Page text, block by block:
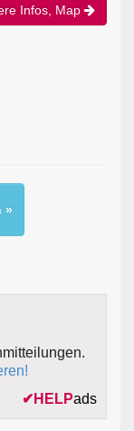
Infos, Map
»
✔ HELPads